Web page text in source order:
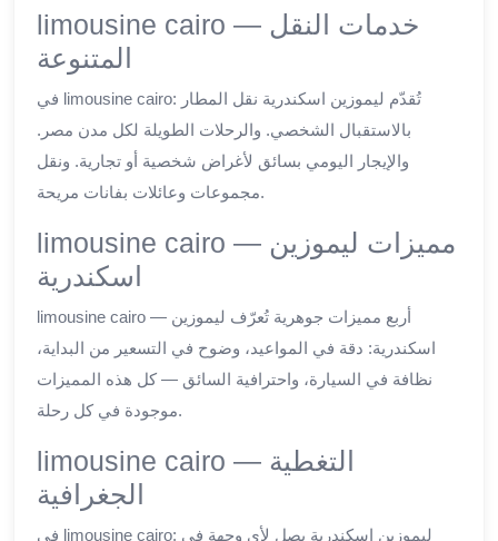
limousine cairo — خدمات النقل
المتنوعة
في limousine cairo: تُقدّم ليموزين اسكندرية نقل المطار
بالاستقبال الشخصي. والرحلات الطويلة لكل مدن مصر.
والإيجار اليومي بسائق لأغراض شخصية أو تجارية. ونقل
مجموعات وعائلات بفانات مريحة.
limousine cairo — مميزات ليموزين
اسكندرية
limousine cairo — أربع مميزات جوهرية تُعرّف ليموزين
اسكندرية: دقة في المواعيد، وضوح في التسعير من البداية،
نظافة في السيارة، واحترافية السائق — كل هذه المميزات
موجودة في كل رحلة.
limousine cairo — التغطية
الجغرافية
في limousine cairo: ليموزين اسكندرية يصل لأي وجهة في